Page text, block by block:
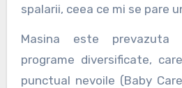
spalarii, ceea ce mi se pare
Masina este
programe diversificate,
punctual nevoile (Baby